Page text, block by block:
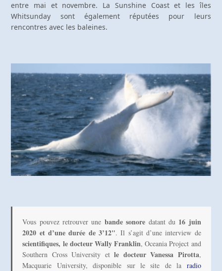
entre mai et novembre. La Sunshine Coast et les îles
Whitsunday sont également réputées pour leurs
rencontres avec les baleines.
Vous pouvez retrouver une bande sonore datant du 16 juin
2020 et d’une durée de 3’12"
. Il s’agit d’une interview de
scientifiques, le docteur Wally Franklin, Oceania Project and
Southern Cross University et le docteur Vanessa Pirotta,
Macquarie University, disponible sur le site de la radio